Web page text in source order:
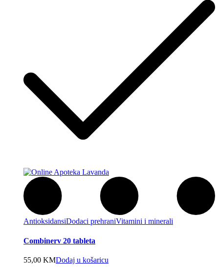
AntioksidansiDodaci prehraniVitamini i minerali
Combinerv 20 tableta
55,00 KMDodaj u košaricu